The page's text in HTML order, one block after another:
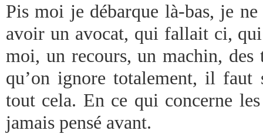
Pis moi je débarque là-bas, je
avoir un avocat, qui fallait ci,
moi, un recours, un machin, des
qu’on ignore totalement, il faut
tout cela. En ce qui concerne
jamais pensé avant.